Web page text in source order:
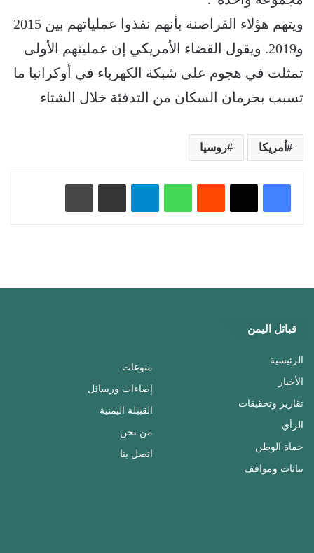
ويتهم هؤلاء القراصنة بأنهم نفذوا عملياتهم بين 2015
و2019. ويقول القضاء الأمريكي إن عمليتهم الأولى
تمثلت في هجوم على شبكة الكهرباء في أوكرانيا ما
تسبب بحرمان السكان من التدفئة خلال الشتاء
أمريكا روسيا
واتساب تيلقرام
قبائل اليمن
الرئيسية
الأخبار
تقارير وتحقيقات
الرأي
حماة الوطن
بيانات ومواقف
منوعات
إضاءات ورسائل
القبيلة اليمنية
من نحن
اتصل بنا